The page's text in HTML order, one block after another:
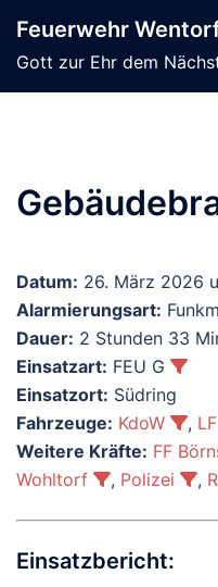
Inhalt
springen
Feuerwehr
Gott zur Ehr dem
Datum: 26. März 2026
Alarmierungsart:
Dauer: 2 Stunden 33
Einsatzart: FEU G
Einsatzort: Südring
Fahrzeuge: KdoW ,
Weitere Kräfte: FF
Wohltorf
, Polizei ,
Einsatzbericht: